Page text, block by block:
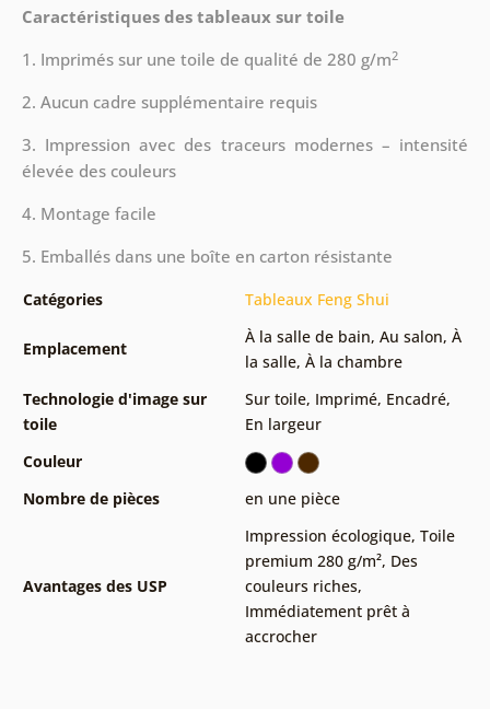
Caractéristiques des tableaux sur toile
1. Imprimés sur une toile de qualité de 280 g/m2
2. Aucun cadre supplémentaire requis
3. Impression avec des traceurs modernes – intensité
élevée des couleurs
4. Montage facile
5. Emballés dans une boîte en carton résistante
Catégories Tableaux Feng Shui
Emplacement
À la salle de bain, Au salon, À
la salle, À la chambre
Technologie d'image sur
toile
Sur toile, Imprimé, Encadré,
En largeur
Couleur
Nombre de pièces
en une pièce
Avantages des USP
Impression écologique, Toile
premium 280 g/m², Des
couleurs riches,
Immédiatement prêt à
accrocher